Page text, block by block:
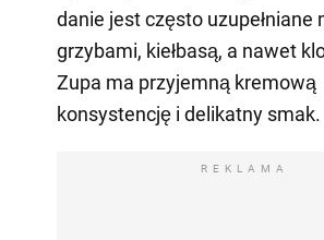
danie jest często uzupełniane
grzybami, kiełbasą, a nawet
Zupa ma przyjemną kremową
konsystencję i delikatny smak.
REKLAMA